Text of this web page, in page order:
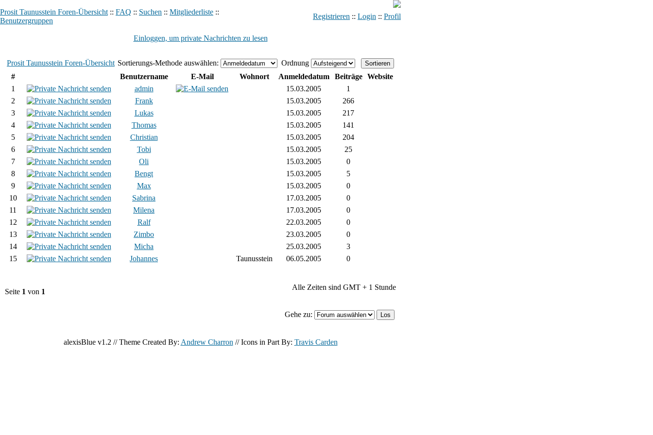
Prosit Taunusstein Foren-Übersicht :: FAQ :: Suchen :: Mitgliederliste ::
Benutzergruppen
Registrieren :: Login :: Profil
Einloggen, um private Nachrichten zu lesen
Prosit Taunusstein Foren-Übersicht Sortierungs-Methode auswählen:
Ordnung
#
Benutzername E-Mail Wohnort Anmeldedatum Beiträge
Website
1
admin 15.03.2005
1
2
Frank 15.03.2005
266
3
Lukas 15.03.2005
217
4
Thomas 15.03.2005
141
5
Christian 15.03.2005
204
6
Tobi 15.03.2005
25
7
Oli 15.03.2005
0
8
Bengt 15.03.2005
5
9
Max 15.03.2005
0
10
Sabrina 17.03.2005
0
11
Milena 17.03.2005
0
12
Ralf 22.03.2005
0
13
Zimbo 23.03.2005
0
14
Micha 25.03.2005
3
15
Johannes Taunusstein 06.05.2005 0
Seite 1 von 1
Alle Zeiten sind GMT + 1 Stunde
Gehe zu:
alexisBlue v1.2 // Theme Created By: Andrew Charron // Icons in Part By: Travis Carden